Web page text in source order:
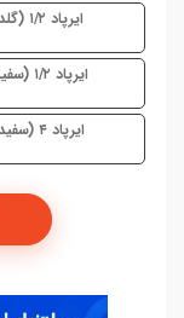
ایرپاد ۱/۲ (گلد)
ایرپاد ۱/۲ (سفید)
ایرپاد ۴ (سفید)